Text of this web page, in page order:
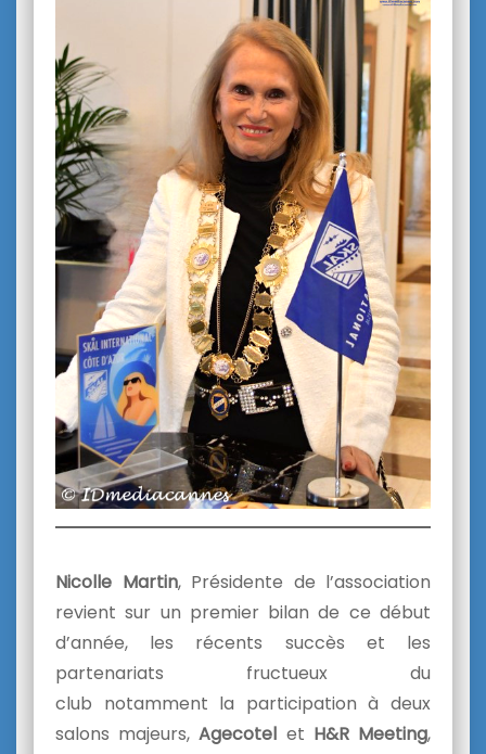
Nicolle Martin, Présidente de l’association
revient sur un premier bilan de ce début
d’année, les récents succès et les
partenariats fructueux du
club notamment la participation à deux
salons majeurs,Agecotel et H&R Meeting,